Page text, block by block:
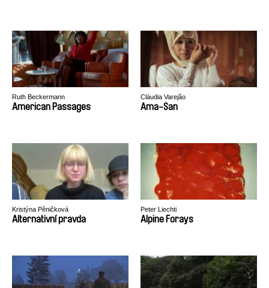
Ruth Beckermann
American Passages
Cláudia Varejão
Ama-San
Kristýna Pěničková
Alternativní pravda
Peter Liechti
Alpine Forays